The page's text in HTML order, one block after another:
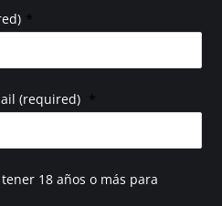
*
(required) *
18 años o más para